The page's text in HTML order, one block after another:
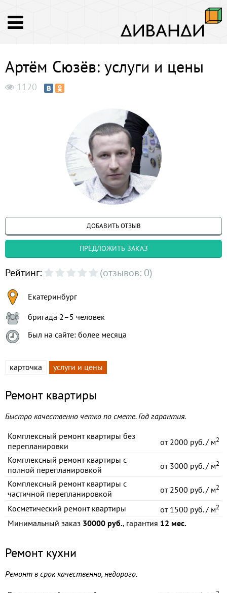
Артём Сюзёв: услуги и цены
1120
ДОБАВИТЬ ОТЗЫВ
ПРЕДЛОЖИТЬ ЗАКАЗ
Рейтинг: (отзывов: 0)
Екатеринбург
бригада 2–5 человек
Был на сайте: более месяца
карточка услуги и цены
Ремонт квартиры
Быстро качественно четко по смете. Год гарантия.
Комплексный ремонт квартиры без
перепланировки
от2000 руб. / м2
Комплексный ремонт квартиры с
полной перепланировкой
от3000 руб. / м2
Комплексный ремонт квартиры с
частичной перепланировкой
от2500 руб. / м2
Косметический ремонт квартиры от1500 руб. / м2
Минимальный заказ 30000 руб., гарантия 12 мес.
Ремонт кухни
Ремонт в срок качественно, недорого.